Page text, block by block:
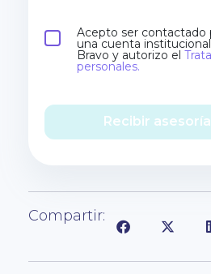
Acepto ser contactado
una cuenta
Bravo y autorizo el
personales.
Recibir
Compartir: